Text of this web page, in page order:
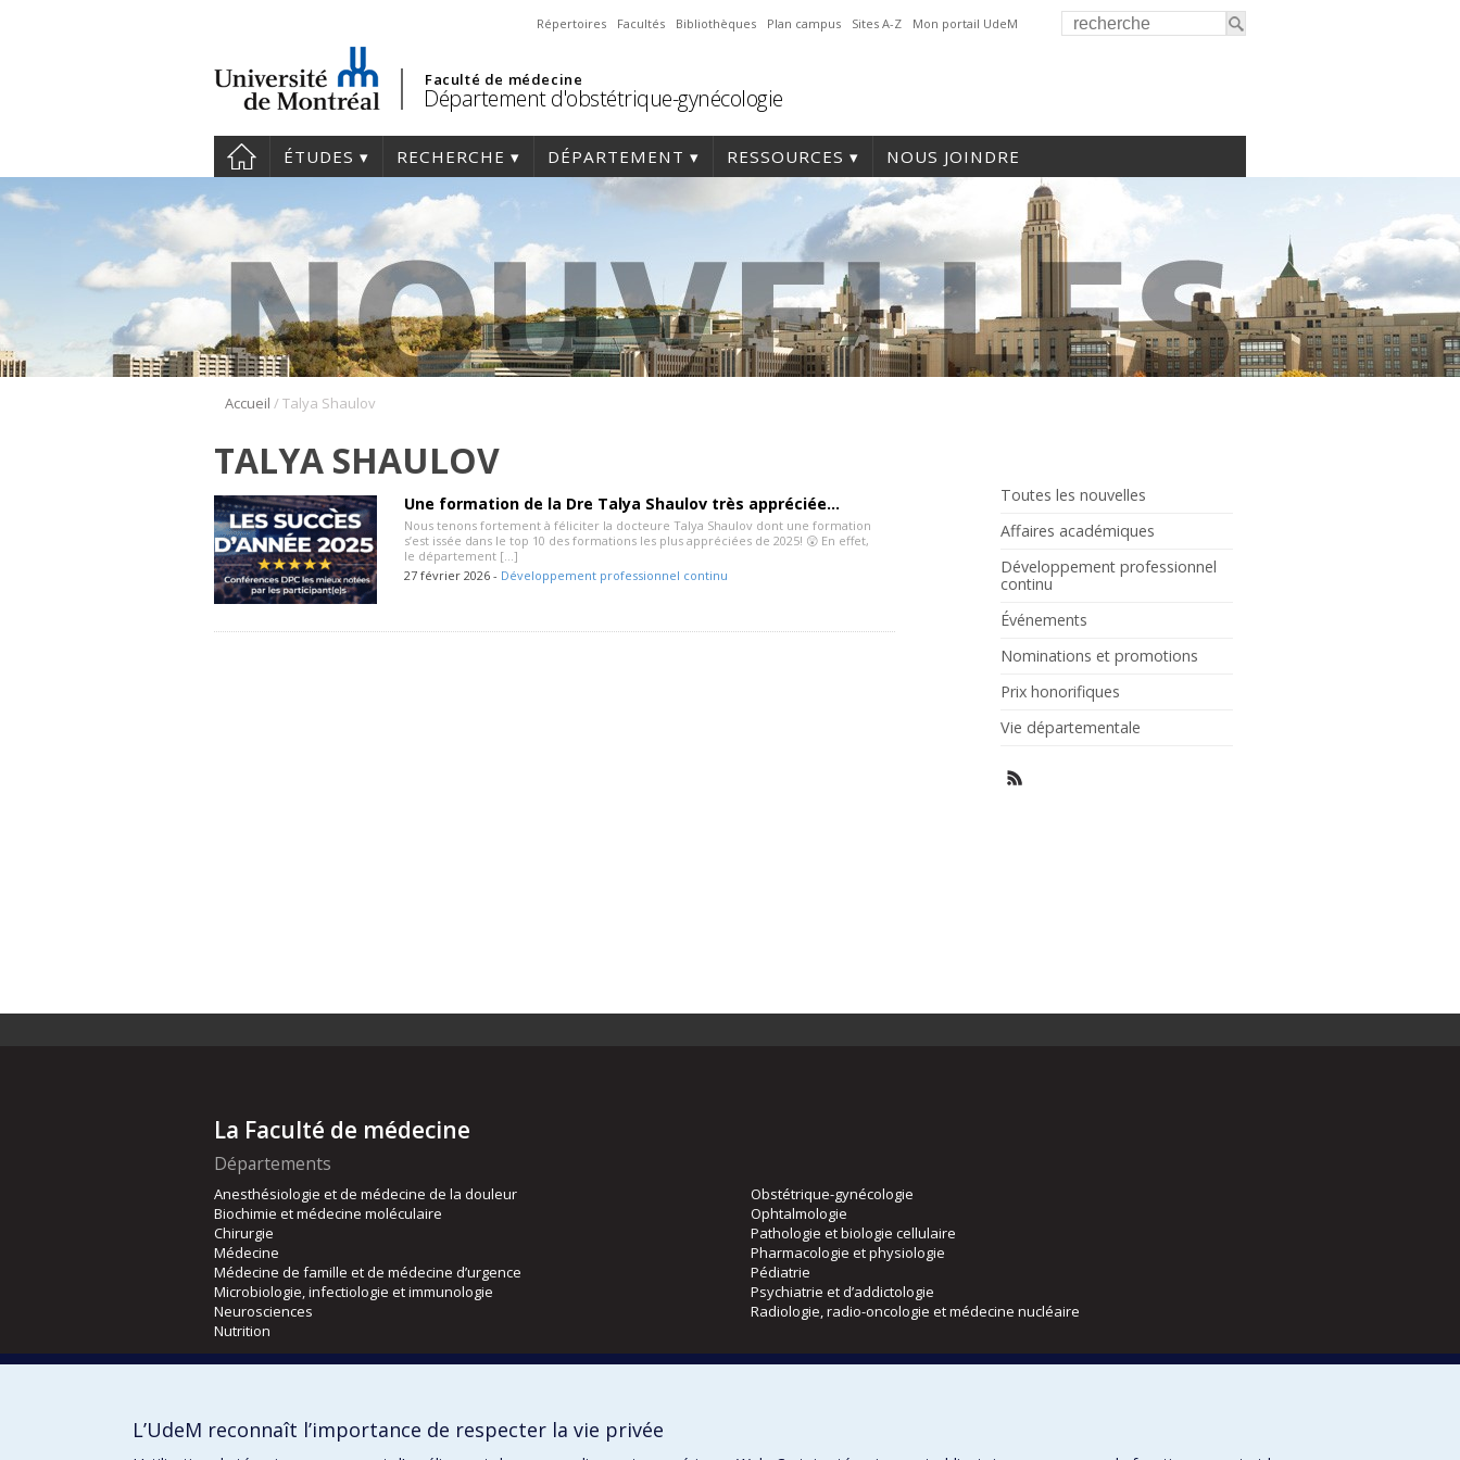
Répertoires Facultés Bibliothèques Plan campus Sites A-Z Mon portail UdeM
Faculté de médecine
Département d'obstétrique-gynécologie
ÉTUDES RECHERCHE DÉPARTEMENT RESSOURCES NOUS JOINDRE
Accueil /Talya Shaulov
TALYA SHAULOV
Une formation de la Dre Talya Shaulov très appréciée…
Nous tenons fortement à féliciter la docteure Talya Shaulov dont une formation
s’est issée dans le top 10 des formations les plus appréciées de 2025! 😲 En effet,
le département […]
27 février 2026 - Développement professionnel continu
Toutes les nouvelles
Affaires académiques
Développement professionnel
continu
Événements
Nominations et promotions
Prix honorifiques
Vie départementale
La Faculté de médecine
Départements
Anesthésiologie et de médecine de la douleur
Biochimie et médecine moléculaire
Chirurgie
Médecine
Médecine de famille et de médecine d’urgence
Microbiologie, infectiologie et immunologie
Neurosciences
Nutrition
Obstétrique-gynécologie
Ophtalmologie
Pathologie et biologie cellulaire
Pharmacologie et physiologie
Pédiatrie
Psychiatrie et d’addictologie
Radiologie, radio-oncologie et médecine nucléaire
Orthophonie et audiologie
L’UdeM reconnaît l’importance de respecter la vie privée